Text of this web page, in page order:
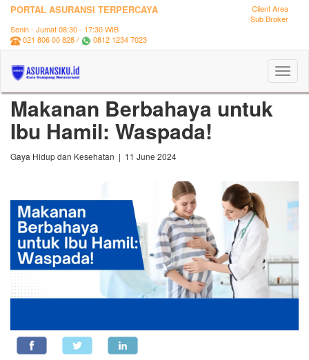
PORTAL ASURANSI TERPERCAYA
Client Area
Sub Broker
Senin - Jumat 08:30 - 17:30 WIB
021 806 00 828 /
0812 1234 7023
Makanan Berbahaya untuk
Ibu Hamil: Waspada!
Gaya Hidup dan Kesehatan | 11 June 2024